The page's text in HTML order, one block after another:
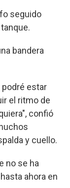
seguido
bandera
podré estar
el ritmo de
confió
y cuello.
no se ha
ahora en